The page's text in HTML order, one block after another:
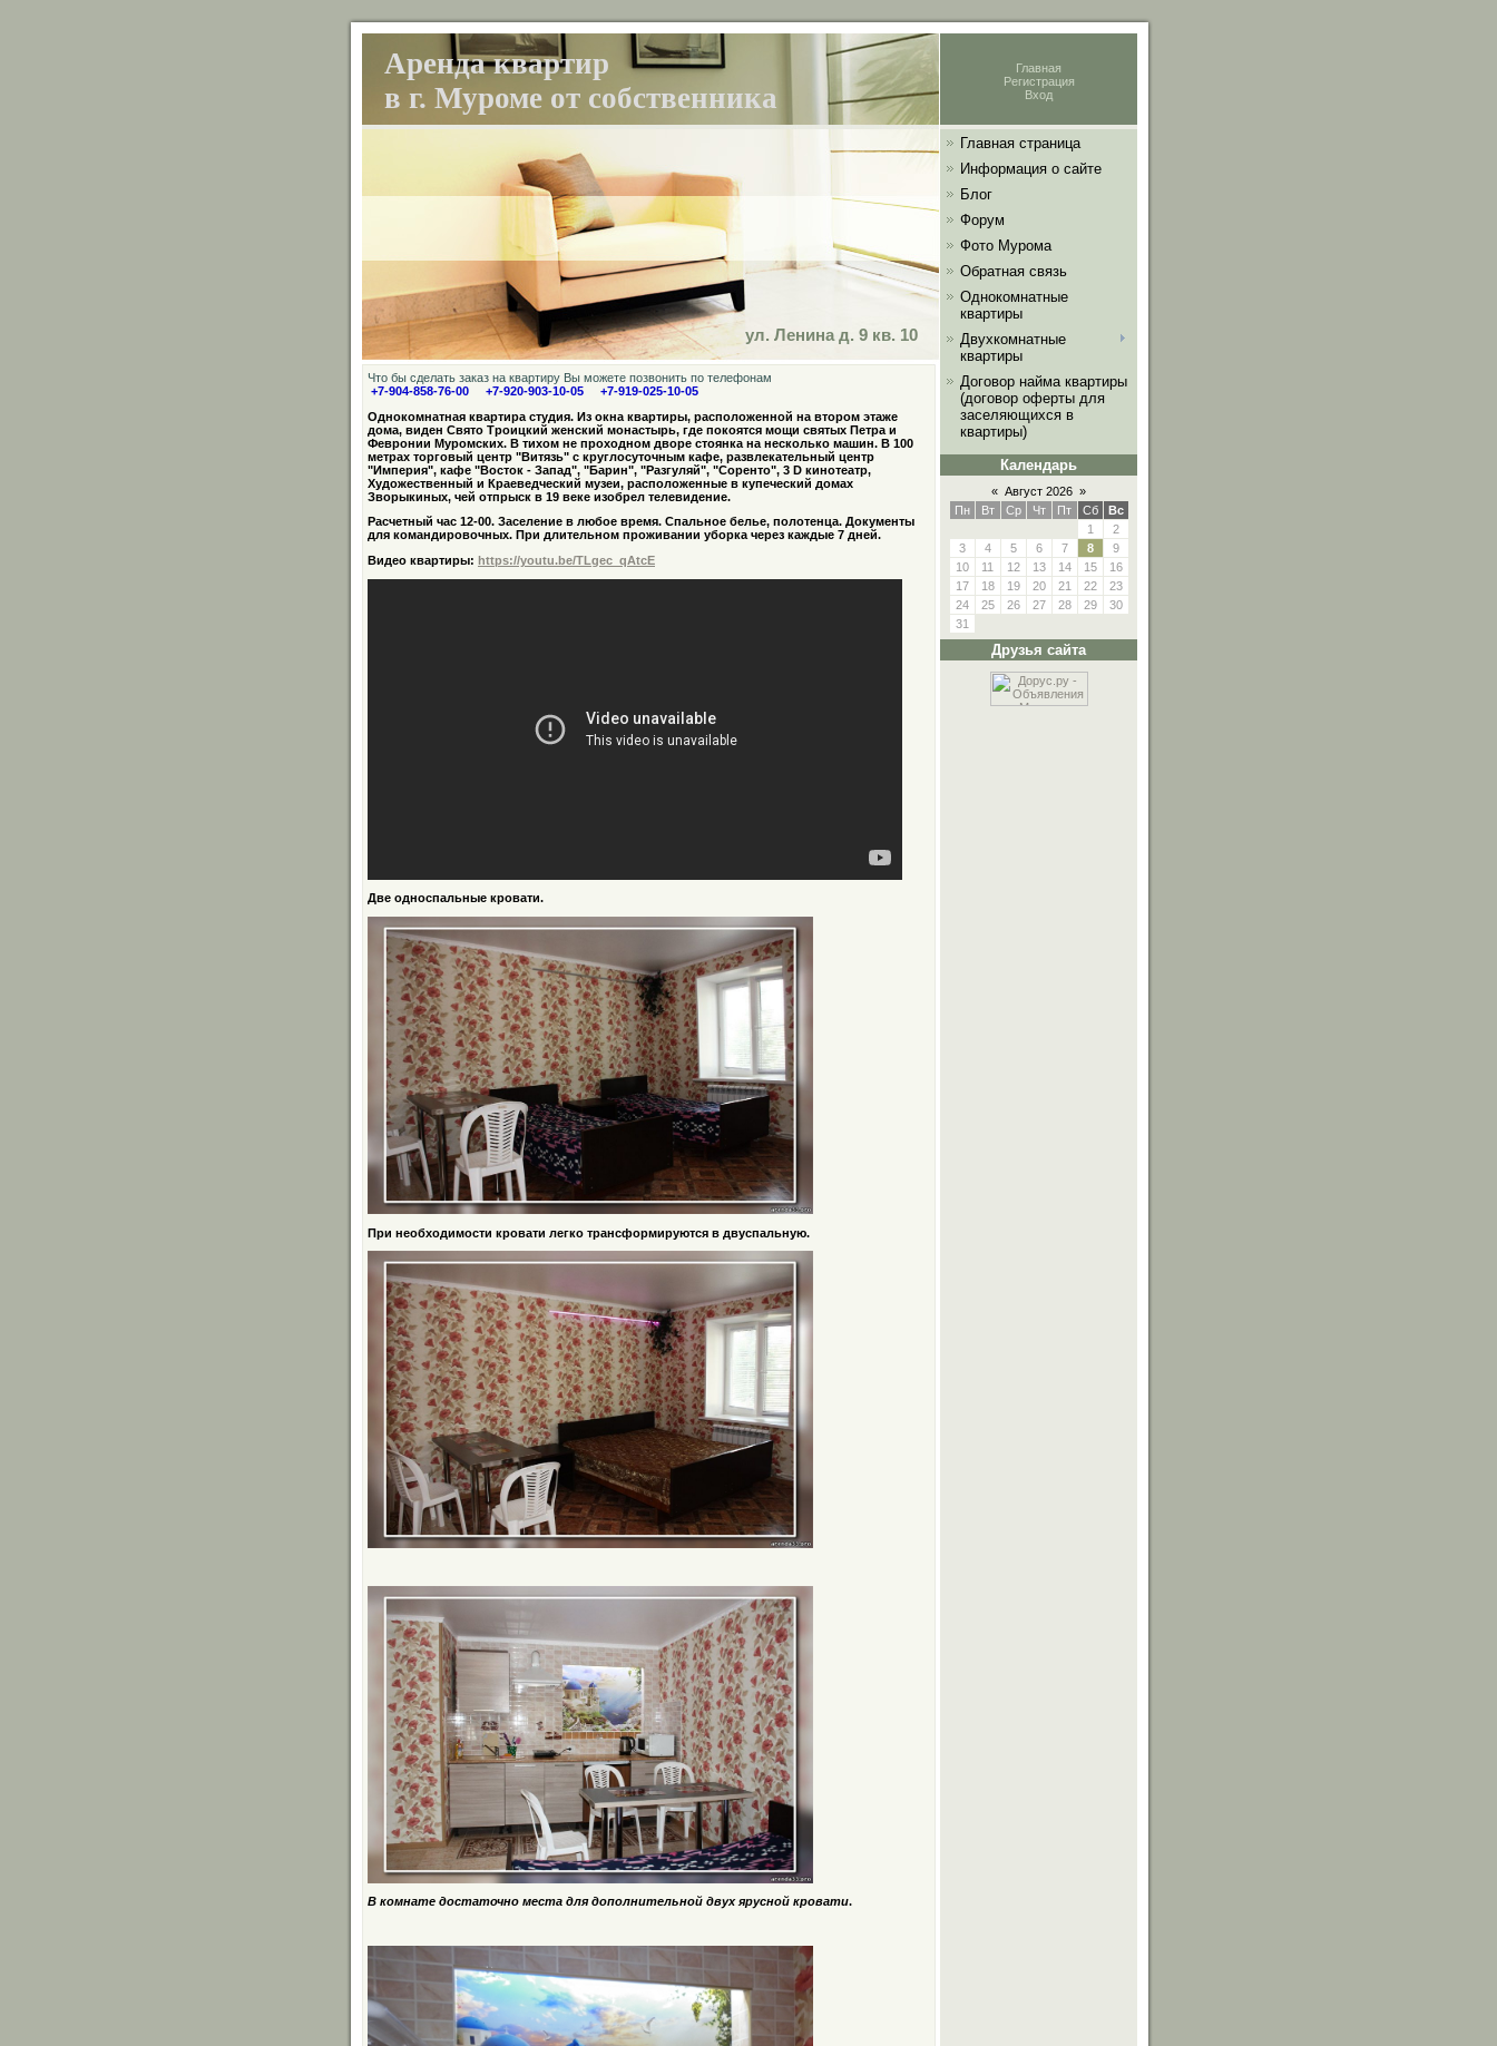
Аренда квартир
в г. Муроме от собственника
Главная
Регистрация
Вход
ул. Ленина д. 9 кв. 10
Что бы сделать заказ на квартиру Вы можете позвонить по телефонам
+7-904-858-76-00 +7-920-903-10-05 +7-919-025-10-05
Однокомнатная квартира студия. Из окна квартиры, расположенной на втором этаже
дома, виден Свято Троицкий женский монастырь, где покоятся мощи святых Петра и
Февронии Муромских. В тихом не проходном дворе стоянка на несколько машин. В 100
метрах торговый центр "Витязь" с круглосуточным кафе, развлекательный центр
"Империя", кафе "Восток - Запад", "Барин", "Разгуляй", "Соренто", 3 D кинотеатр,
Художественный и Краеведческий музеи, расположенные в купеческий домах
Зворыкиных, чей отпрыск в 19 веке изобрел телевидение.
Расчетный час 12-00. Заселение в любое время. Спальное белье, полотенца. Документы
для командировочных. При длительном проживании уборка через каждые 7 дней.
Видео квартиры: https://youtu.be/TLgec_qAtcE
Две односпальные кровати.
При необходимости кровати легко трансформируются в двуспальную.
В комнате достаточно места для дополнительной двух ярусной кровати.
Главная страница
Информация о сайте
Блог
Форум
Фото Мурома
Обратная связь
Однокомнатные
квартиры
Двухкомнатные
квартиры
Договор найма квартиры
(договор оферты для
заселяющихся в
квартиры)
Календарь
« Август 2026 »
Пн
Вт Ср Чт Пт Сб
Вс
1
2
3
4 5 6 7 8
9
10
11 12 13 14 15
16
17
18 19 20 21 22
23
24
25 26 27 28 29
30
31
Друзья сайта